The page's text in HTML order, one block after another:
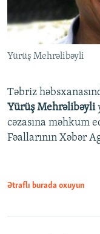
Yürüş Mehrəlibəyli
Təbriz
Yürüş Mehrəlibəyli
cəzasına məhkum
Fəallarının Xəbər
Ətraflı burada oxuyun